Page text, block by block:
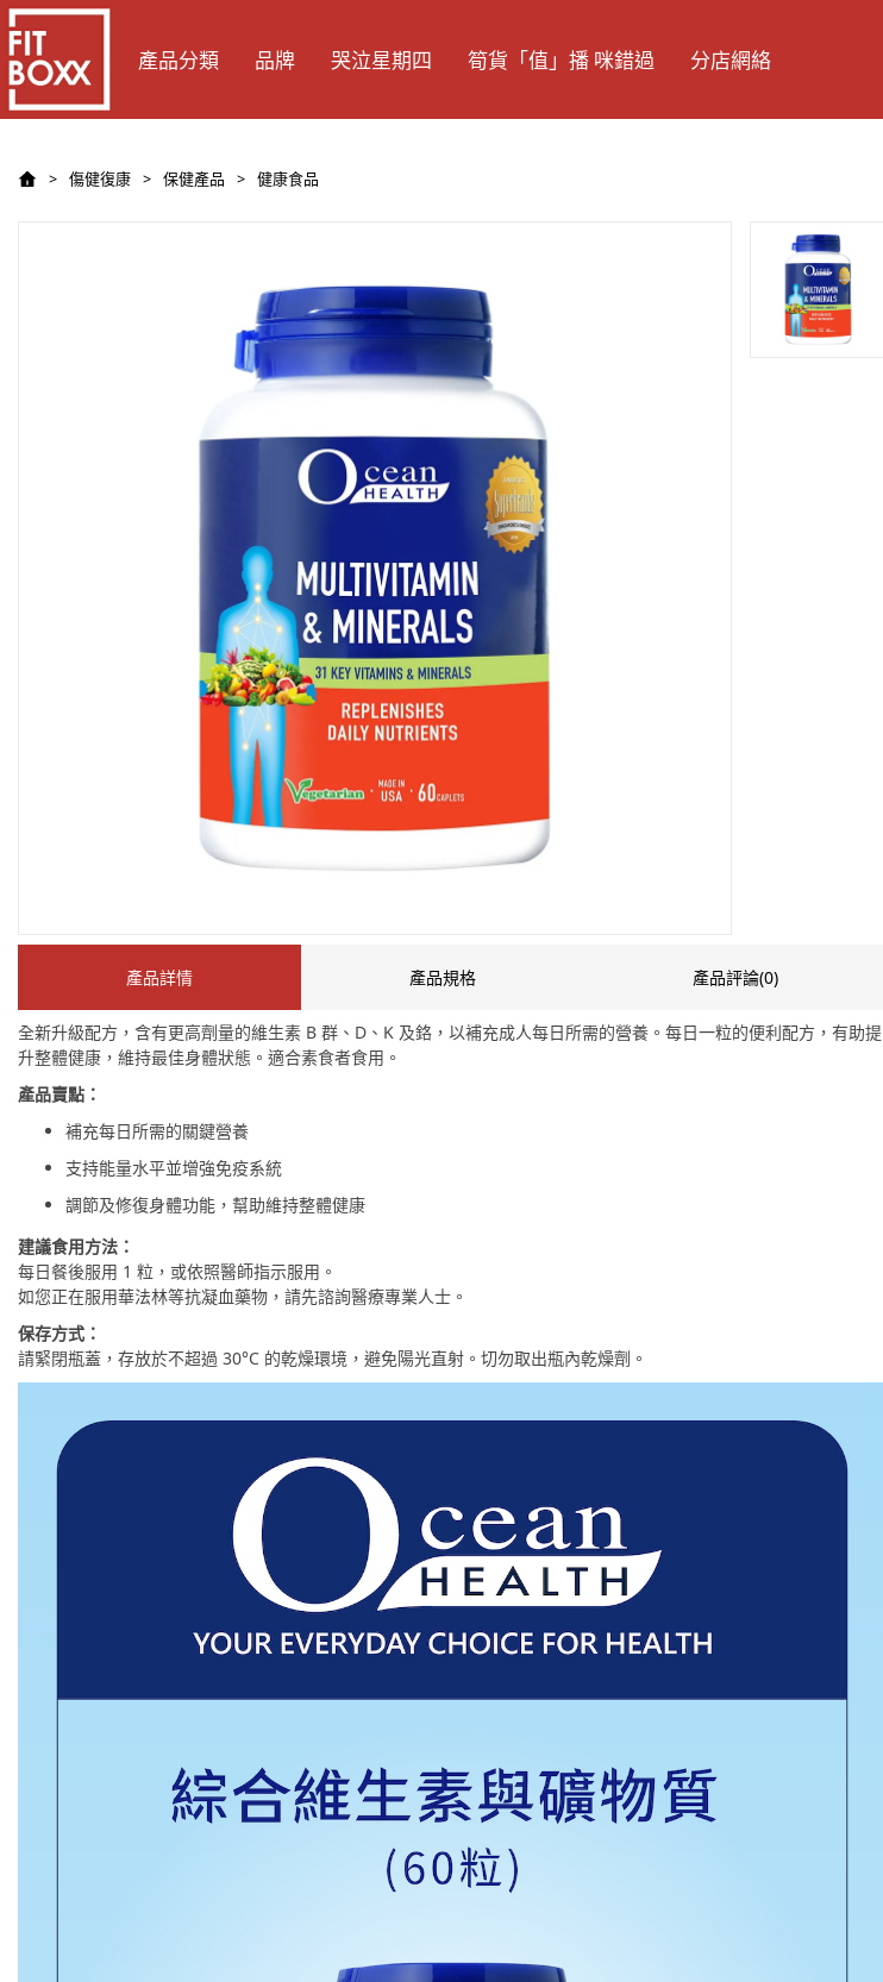
產品分類 品牌 哭泣星期四 筍貨「值」播 咪錯過 分店網絡
> 傷健復康 > 保健產品 > 健康食品
產品詳情 產品規格 產品評論(0)
全新升級配方，含有更高劑量的維生素 B 群、D、K 及鉻，以補充成人每日所需的營養。每日一粒的便利配方，有助提
升整體健康，維持最佳身體狀態。適合素食者食用。
產品賣點：
補充每日所需的關鍵營養
支持能量水平並增強免疫系統
調節及修復身體功能，幫助維持整體健康
建議食用方法：
每日餐後服用 1 粒，或依照醫師指示服用。
如您正在服用華法林等抗凝血藥物，請先諮詢醫療專業人士。
保存方式：
請緊閉瓶蓋，存放於不超過 30°C 的乾燥環境，避免陽光直射。切勿取出瓶內乾燥劑。